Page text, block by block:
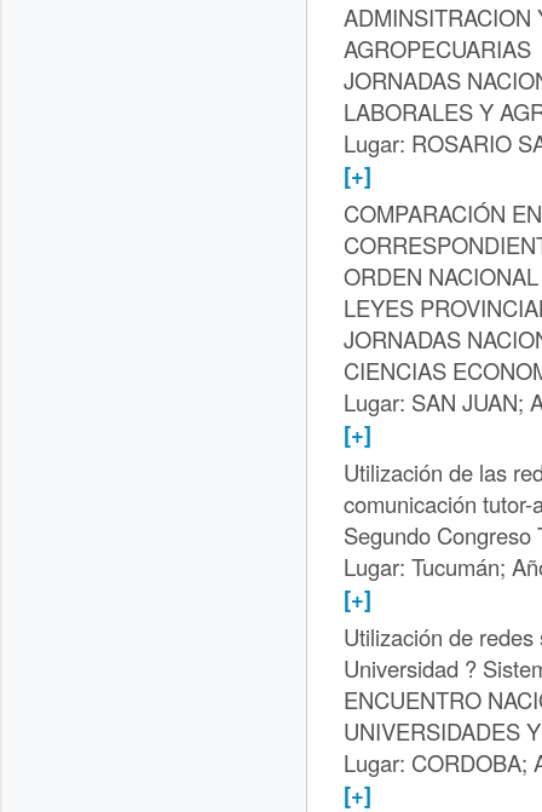
ADMINSITRACION
AGROPECUARIAS
JORNADAS
LABORALES Y
Lugar: ROSARIO
[+]
COMPARACIÓN
ORDEN
LEYES
JORNADAS
CIENCIAS
Lugar: SAN JUAN;
[+]
Utilización de las
comunicación tutor-
Segundo Congreso
Lugar: Tucumán;
[+]
Utilización de
Universidad ?
ENCUENTRO
UNIVERSIDADES
Lugar: CORDOBA;
[+]